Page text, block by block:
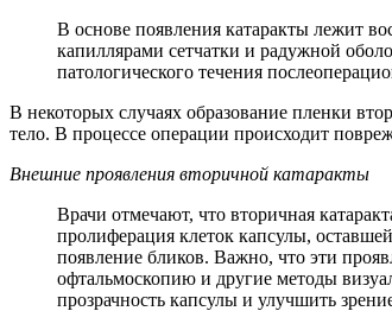
В основе появления катаракты лежит
капиллярами сетчатки и радужной
патологического течения
В некоторых случаях образование пленки
тело. В процессе операции происходит
Внешние проявления вторичной катаракты
Врачи отмечают, что вторичная
пролиферация клеток капсулы,
появление бликов. Важно, что эти
офтальмоскопию и другие методы
прозрачность капсулы и улучшить